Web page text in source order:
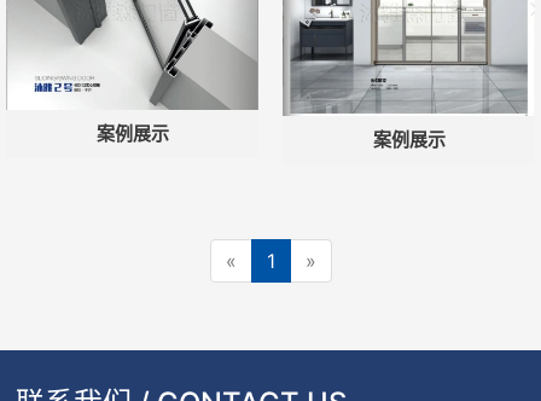
案例展示 案例展示
« 1 »